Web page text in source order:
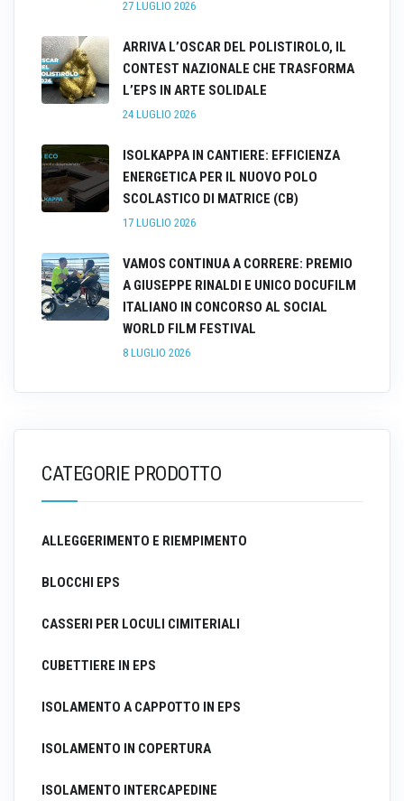
27 LUGLIO 2026
ARRIVA L’OSCAR DEL POLISTIROLO, IL
CONTEST NAZIONALE CHE TRASFORMA
L’EPS IN ARTE SOLIDALE
24 LUGLIO 2026
ISOLKAPPA IN CANTIERE: EFFICIENZA
ENERGETICA PER IL NUOVO POLO
SCOLASTICO DI MATRICE (CB)
17 LUGLIO 2026
VAMOS CONTINUA A CORRERE: PREMIO
A GIUSEPPE RINALDI E UNICO DOCUFILM
ITALIANO IN CONCORSO AL SOCIAL
WORLD FILM FESTIVAL
8 LUGLIO 2026
CATEGORIE PRODOTTO
ALLEGGERIMENTO E RIEMPIMENTO
BLOCCHI EPS
CASSERI PER LOCULI CIMITERIALI
CUBETTIERE IN EPS
ISOLAMENTO A CAPPOTTO IN EPS
ISOLAMENTO IN COPERTURA
ISOLAMENTO INTERCAPEDINE